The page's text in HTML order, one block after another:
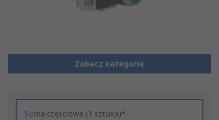
Zobacz kategorię
Suma częściowa (1 sztuka)*